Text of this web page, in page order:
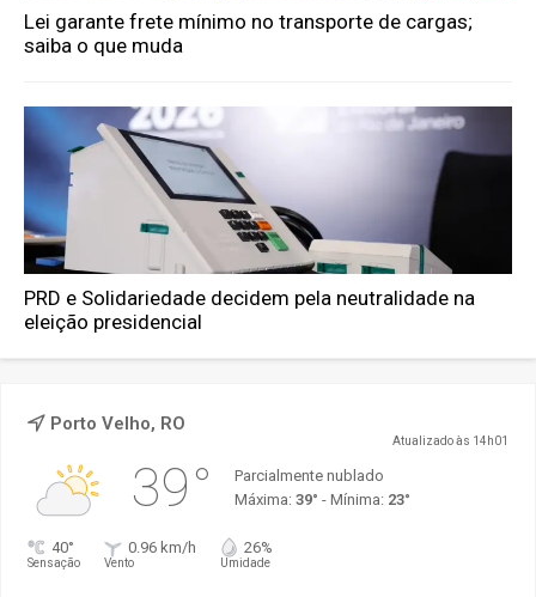
Lei garante frete mínimo no transporte de cargas;
saiba o que muda
PRD e Solidariedade decidem pela neutralidade na
eleição presidencial
Porto Velho, RO
Atualizado às 14h01
39°
Parcialmente nublado
Máxima: 39° - Mínima: 23°
40°
Sensação
0.96 km/h
Vento
26%
Umidade